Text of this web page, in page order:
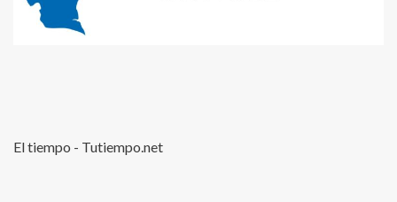
El tiempo - Tutiempo.net